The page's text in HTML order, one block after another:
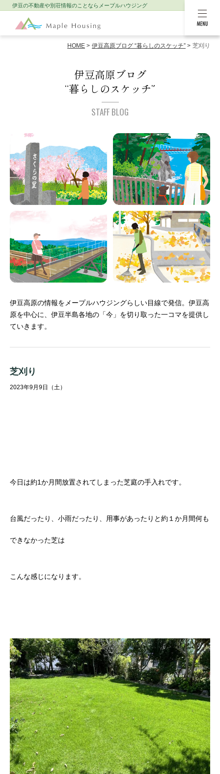
MENU
伊豆の不動産や別荘情報のことなら メープルハウジング
HOME 伊豆高原ブログ “暮らしのスケッチ” 芝刈り
伊豆高原ブログ
“暮らしのスケッチ”
STAFF BLOG
伊豆高原の情報をメープルハウジングらしい目線で発信。 伊豆高
原を中心に、伊豆半島各地の「今」を切り取った一コマを提供し
ていきます。
芝刈り
2023年9月9日（土）
今日は約1か月間放置されてしまった芝庭の手入れです。
台風だったり、小雨だったり、用事があったりと約１か月間何も
できなかった芝は
こんな感じになります。